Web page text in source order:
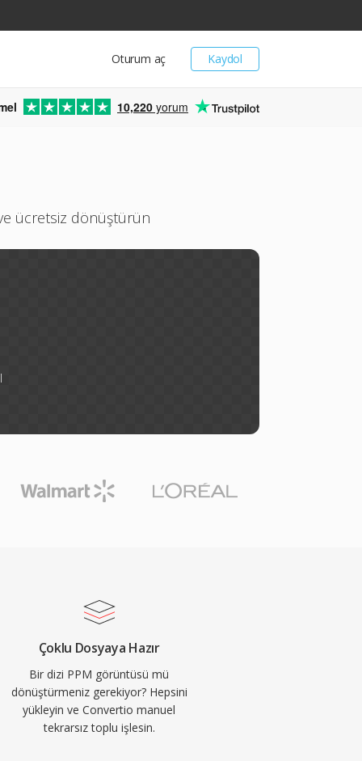
Kaydol
Oturum aç
10,220 yorum
ücretsiz dönüştürün
Çoklu Dosyaya Hazır
Bir dizi PPM görüntüsü mü
dönüştürmeniz gerekiyor? Hepsini
yükleyin ve Convertio manuel
tekrarsız toplu işlesin.